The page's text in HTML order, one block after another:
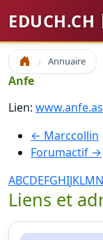
EDUCH.CH
Accueil Annuaire
Anfe
Lien:
← Marccollin
Forumactif →
ABCDEFGHIJKLMN
Liens et